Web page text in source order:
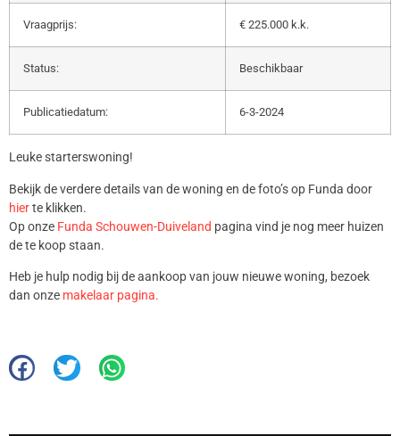
Vraagprijs: € 225.000 k.k.
Status: Beschikbaar
Publicatiedatum: 6-3-2024
Leuke starterswoning!
Bekijk de verdere details van de woning en de foto’s op Funda door
hierte klikken.
Op onze Funda Schouwen-Duiveland pagina vind je nog meer huizen
de te koop staan.
Heb je hulp nodig bij de aankoop van jouw nieuwe woning, bezoek
dan onze makelaar pagina.